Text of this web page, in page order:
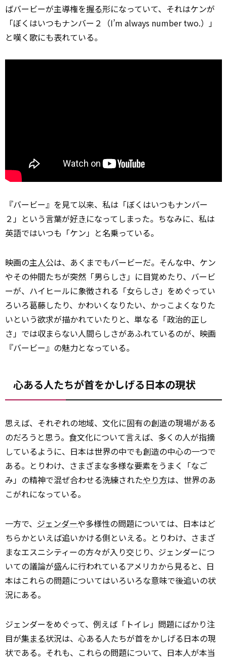
ばバービーが主導権を握る形になっていて、それはケンが
「ぼくはいつもナンバー２（I’m always number two.）」
と嘆く歌にも表れている。
『バービー』を見て以来、私は「ぼくはいつもナンバー
２」という言葉が好きになってしまった。ちなみに、私は
英語ではいつも「ケン」と名乗っている。
映画の主人公は、あくまでもバービーだ。そんな中、ケン
やその仲間たちが突然「男らしさ」に目覚めたり、バービ
ーが、ハイヒールに象徴される「女らしさ」をめぐってい
ろいろ葛藤したり、かわいくなりたい、かっこよくなりた
いという欲求が描かれていたりと、単なる「政治的正し
さ」では収まらない人間らしさがあふれているのが、映画
『バービー』の魅力となっている。
心ある人たちが首をかしげる日本の現状
思えば、それぞれの地域、文化に固有の創造の現場がある
のだろうと思う。食文化について言えば、多くの人が指摘
しているように、日本は世界の中でも創造の中心の一つで
ある。とりわけ、さまざまな多様な要素をうまく「なご
み」の精神で混ぜ合わせる洗練されたやり方は、世界のあ
こがれになっている。
一方で、 ジェンダーや多様性の問題については、日本はど
ちらかといえば追いかける側といえる。とりわけ、さまざ
まなエスニシティーの方々が入り交じり、ジェンダーにつ
いての議論が盛んに行われているアメリカから見ると、日
本はこれらの問題についてはいろいろな意味で後追いの状
況にある。
ジェンダーをめぐって、例えば「トイレ」問題にばかり注
目が集まる状況は、心ある人たちが首をかしげる日本の現
状である。それも、これらの問題について、日本人が本当